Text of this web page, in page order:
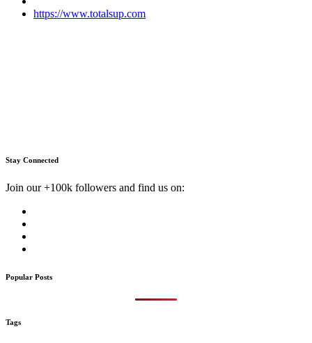
https://www.totalsup.com
Stay Connected
Join our +100k followers and find us on:
Popular Posts
Tags